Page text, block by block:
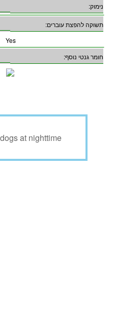
נימוק:
תשוקה להפצת עוברים:
Yes
חומר גנטי נוסף:
at nighttime